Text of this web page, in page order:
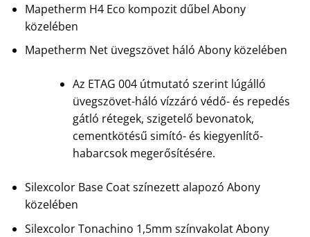
Mapetherm H4 Eco kompozit dűbel Abony
közelében
Mapetherm Net üvegszövet háló Abony közelében
Az ETAG 004 útmutató szerint lúgálló
üvegszövet-háló vízzáró védő- és repedés
gátló rétegek, szigetelő bevonatok,
cementkötésű simító- és kiegyenlítő-
habarcsok megerősítésére.
Silexcolor Base Coat színezett alapozó Abony
közelében
Silexcolor Tonachino 1,5mm színvakolat Abony